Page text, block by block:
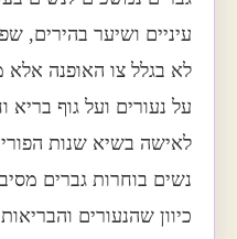
עיניים ושיער בהירים,
לא בגלל צו האופנה אלא
על נעורים ועל גוף בריא
לאישה בשיא שנות
נשים בוחרות גברים
כיוון שהנעורים